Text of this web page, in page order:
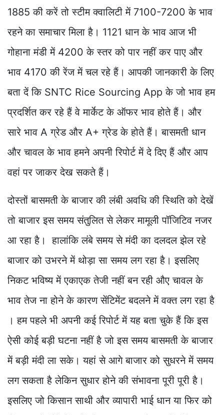
1885 की करें तो स्टीम क्वालिटी में 7100-7200 के भाव
रहने का समाचार मिला है। 1121 धान के भाव आज भी
गोहाना मंडी में 4200 के स्तर को पार नहीं कर पाए और
भाव 4170 की रेंज में चल रहे हैं। आपकी जानकारी के लिए
बता दें कि SNTC Rice Sourcing App के जो भाव हम
प्रदर्शित कर रहे हैं वे मार्केट के ऑफर भाव होते हैं। और
सारे भाव A ग्रेड और A+ ग्रेड के होते हैं। बासमती धान
और चावल के भाव हमने अपनी रिपोर्ट में दे दिए हैं और आप
वहां पर जाकर देख सकते हैं।
दोस्तों बासमती के बाजार की लंबी अवधि की स्थिति को देखें
तो बाजार इस समय संतुलित से लेकर मामूली पॉजिटिव नजर
आ रहा है। हालांकि लंबे समय से मंदी का दलदल झेल रहे
बाजार को उभरने में थोड़ा सा समय लग रहा है। इसलिए
निकट भविष्य में एकाएक तेजी नहीं बन रही औए चावल के
भाव तेज ना होने के कारण सेंटिमेंट बदलने में वक्त लग रहा है
। हम पहले भी अपनी कई रिपोर्ट में यह बता चुके हैं कि इस
ऐसी कोई बड़ी घटना नहीं है जो इस समय बासमती के बाजार
में बड़ी मंदी ला सके। यहां से आगे बाजार को सुधरने में समय
लग सकता है लेकिन सुधार होने की संभावना पूरी पूरी है।
इसलिए जो किसान साथी और व्यापारी भाई धान या फिर को